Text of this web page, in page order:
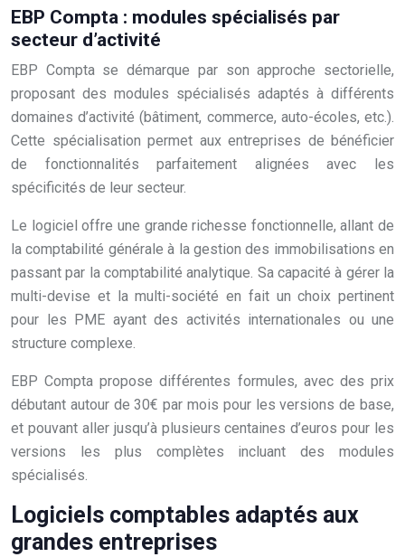
EBP Compta : modules spécialisés par
secteur d’activité
EBP Compta se démarque par son approche sectorielle,
proposant des modules spécialisés adaptés à différents
domaines d’activité (bâtiment, commerce, auto-écoles, etc.).
Cette spécialisation permet aux entreprises de bénéficier
de fonctionnalités parfaitement alignées avec les
spécificités de leur secteur.
Le logiciel offre une grande richesse fonctionnelle, allant de
la comptabilité générale à la gestion des immobilisations en
passant par la comptabilité analytique. Sa capacité à gérer la
multi-devise et la multi-société en fait un choix pertinent
pour les PME ayant des activités internationales ou une
structure complexe.
EBP Compta propose différentes formules, avec des prix
débutant autour de 30€ par mois pour les versions de base,
et pouvant aller jusqu’à plusieurs centaines d’euros pour les
versions les plus complètes incluant des modules
spécialisés.
Logiciels comptables adaptés aux
grandes entreprises